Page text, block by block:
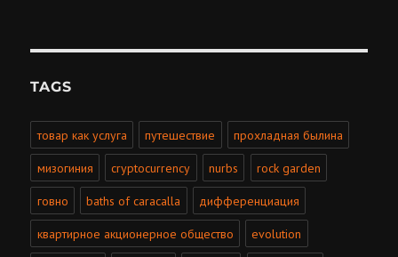
TAGS
товар как услуга путешествие прохладная былина
мизогиния cryptocurrency nurbs rock garden
говно baths of caracalla дифференциация
квартирное акционерное общество evolution